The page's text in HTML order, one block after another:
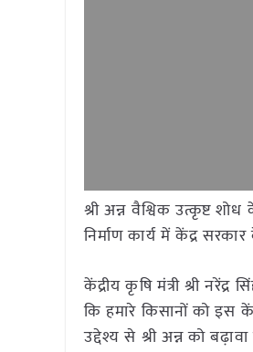
श्री अन्न वैश्विक उत्कृष्ट
निर्माण कार्य में केंद्र
केंद्रीय कृषि मंत्री श्री
कि हमारे किसानों को इस
उद्देश्य से श्री अन्न को